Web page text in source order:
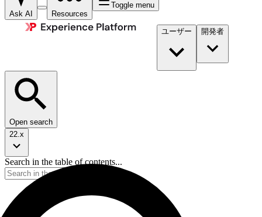
Ask AI Resources
Toggle menu
ユーザー 開発者​
Open search
22.x
Search in the table of contents...